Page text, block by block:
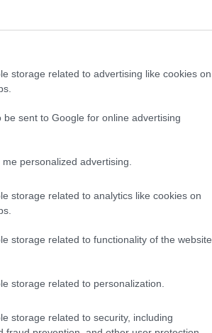
storage related to advertising like cookies on
sent to Google for online advertising
personalized advertising.
storage related to analytics like cookies on
storage related to functionality of the website
storage related to personalization.
storage related to security, including